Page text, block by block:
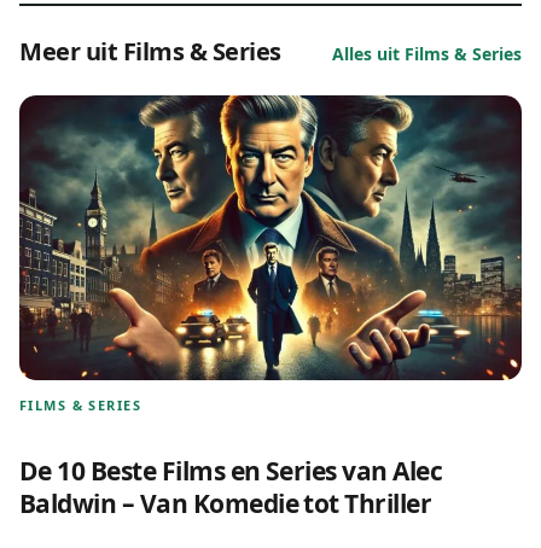
Meer uit Films & Series Alles uit Films & Series
FILMS & SERIES
De 10 Beste Films en Series van Alec
Baldwin – Van Komedie tot Thriller